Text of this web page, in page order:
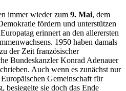
immer wieder zum 9. Mai, dem
fördern und unterstützen
erinnert an den allerersten
1950 haben damals
der Zeit französischer
Bundeskanzler Konrad Adenauer
Auch wenn es zunächst nur
Gemeinschaft für
besiegelte sie doch das Ende